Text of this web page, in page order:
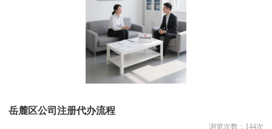
岳麓区公司注册代办流程
浏览次数： 144次